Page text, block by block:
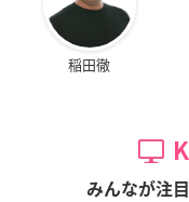
稲田徹
みんなが注